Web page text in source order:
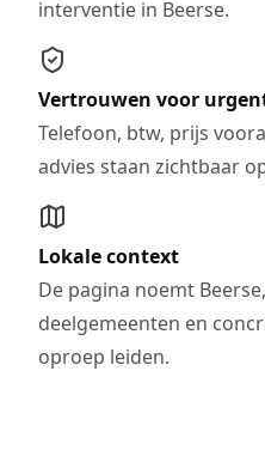
interventie in Beerse.
Vertrouwen voor
Telefoon, btw, prijs
advies staan zichtbaar
Lokale context
De pagina noemt
deelgemeenten en
oproep leiden.